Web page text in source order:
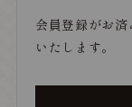
会員登録がお済
いたします。